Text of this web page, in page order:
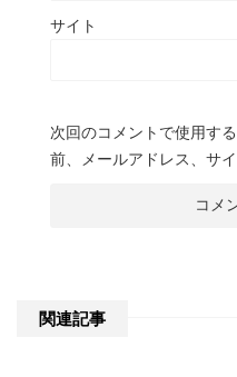
サイト
次回のコメントで使用す
前、メールアドレス、サイ
関連記事